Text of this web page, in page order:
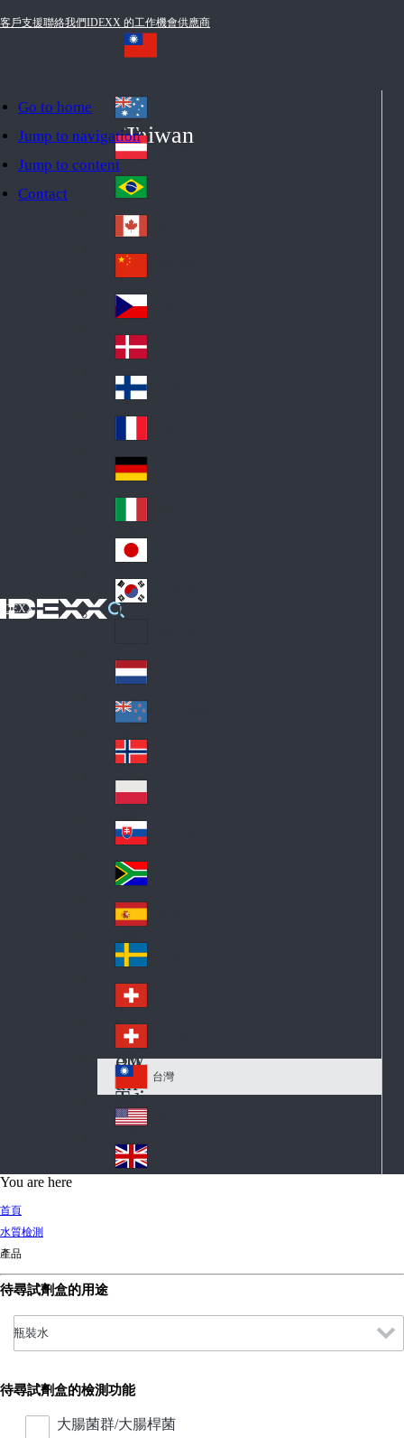
Go to home
Jump to navigation
Jump to content
Contact
客戶支援聯絡我們IDEXX 的工作機會供應商
IDEXX
Taiwan
Au
str
ali
a
Au
stri
a
Br
azi
l
Ca
na
da
Ch
ina
Cz
ec
h
De
nm
ark
Fin
d
Fra
nc
e
Ge
an
y
Ital
y
Jap
an
Ko
Lat
in
A
me
ric
a
Ne
the
rla
nd
s
Ne
w
Ze
ala
nd
No
rw
ay
Pol
an
d
Slo
va
kia
So
uth
Af
ric
a
Sp
ain
Sw
ed
en
Sw
itz
erl
an
d
Sw
itz
erl
an
d
Tai
wa
n
台灣
A
Un
m
You are here
首頁
水質檢測
產品
待尋試劑盒的用途
待尋試劑盒的檢測功能
大腸菌群/大腸桿菌